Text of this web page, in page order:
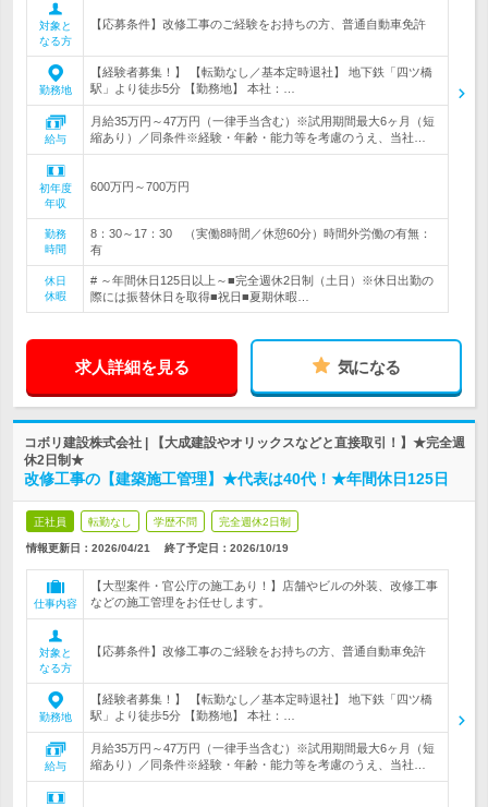
対象と
なる方
【応募条件】改修工事のご経験をお持ちの方、普通自動車免許
勤務地
【経験者募集！】 【転勤なし／基本定時退社】 地下鉄「四ツ橋
駅」より徒歩5分 【勤務地】 本社：…
給与
月給35万円～47万円（一律手当含む）※試用期間最大6ヶ月（短
縮あり）／同条件※経験・年齢・能力等を考慮のうえ、当社…
初年度
年収
600万円～700万円
勤務
時間
8：30～17：30 （実働8時間／休憩60分）時間外労働の有無：
有
休日
休暇
# ～年間休日125日以上～■完全週休2日制（土日）※休日出勤の
際には振替休日を取得■祝日■夏期休暇…
求人詳細を見る 気になる
コボリ建設株式会社 | 【大成建設やオリックスなどと直接取引！】★完全週
休2日制★
改修工事の【建築施工管理】★代表は40代！★年間休日125日
正社員 転勤なし 学歴不問 完全週休2日制
情報更新日：2026/04/21 終了予定日： 2026/10/19
仕事内容
【大型案件・官公庁の施工あり！】店舗やビルの外装、改修工事
などの施工管理をお任せします。
対象と
なる方
【応募条件】改修工事のご経験をお持ちの方、普通自動車免許
勤務地
【経験者募集！】 【転勤なし／基本定時退社】 地下鉄「四ツ橋
駅」より徒歩5分 【勤務地】 本社：…
給与
月給35万円～47万円（一律手当含む）※試用期間最大6ヶ月（短
縮あり）／同条件※経験・年齢・能力等を考慮のうえ、当社…